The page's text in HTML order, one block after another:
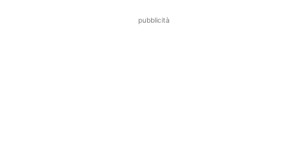
pubblicità